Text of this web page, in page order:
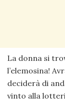
La donna si
l’elemosina!
deciderà di
vinto alla